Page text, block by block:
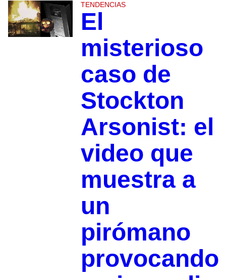
TENDENCIAS
El
misterioso
caso de
Stockton
Arsonist: el
video que
muestra a
un
pirómano
provocando